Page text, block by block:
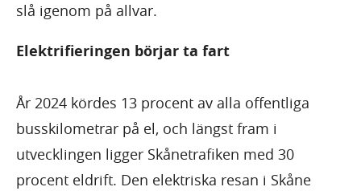
slå igenom på allvar.
Elektrifieringen börjar ta fart
År 2024 kördes 13 procent av alla offentliga
busskilometrar på el, och längst fram i
utvecklingen ligger Skånetrafiken med 30
procent eldrift. Den elektriska resan i Skåne